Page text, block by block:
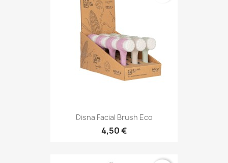
Disna Facial Brush Eco
4,50 €